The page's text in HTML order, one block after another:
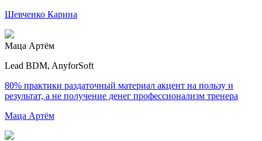
Шевченко Карина
Маца Артём
Lead BDM, AnyforSoft
80% практики раздаточный материал акцент на пользу и
результат, а не получение денег профессионализм тренера
Маца Артём